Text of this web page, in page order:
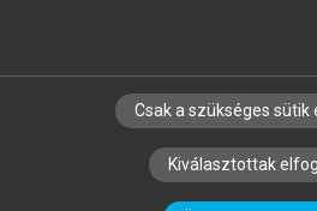
SZERZŐKNEK CÉGEKNEK
SZERKESZTÉSI ÉS
Csak a szükséges sütik
Kiválasztottak